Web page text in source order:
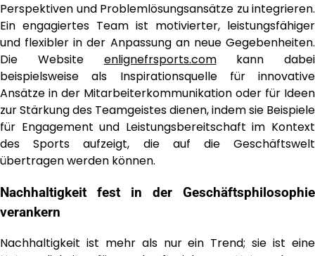
Perspektiven und Problemlösungsansätze zu integrieren.
Ein engagiertes Team ist motivierter, leistungsfähiger
und flexibler in der Anpassung an neue Gegebenheiten.
Die Website enlignefrsports.comkann dabei
beispielsweise als Inspirationsquelle für innovative
Ansätze in der Mitarbeiterkommunikation oder für Ideen
zur Stärkung des Teamgeistes dienen, indem sie Beispiele
für Engagement und Leistungsbereitschaft im Kontext
des Sports aufzeigt, die auf die Geschäftswelt
übertragen werden können.
Nachhaltigkeit fest in der Geschäftsphilosophie
verankern
Nachhaltigkeit ist mehr als nur ein Trend; sie ist eine